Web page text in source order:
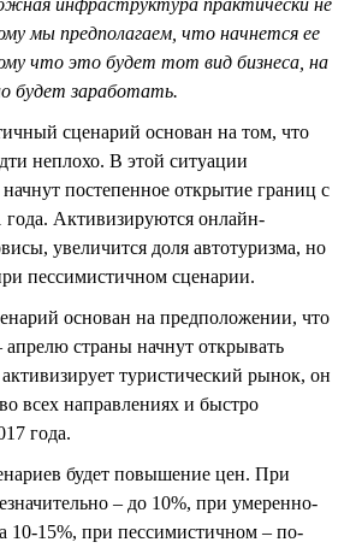
мы предполагаем, что начнется ее
что это будет тот вид бизнеса, на
будет заработать.
сценарий основан на том, что
неплохо. В этой ситуации
постепенное открытие границ с
года. Активизируются онлайн-
увеличится доля автотуризма, но
пессимистичном сценарии.
основан на предположении, что
страны начнут открывать
туристический рынок, он
всех направлениях и быстро
года.
будет повышение цен. При
– до 10%, при умеренно-
10-15%, при пессимистичном – по-